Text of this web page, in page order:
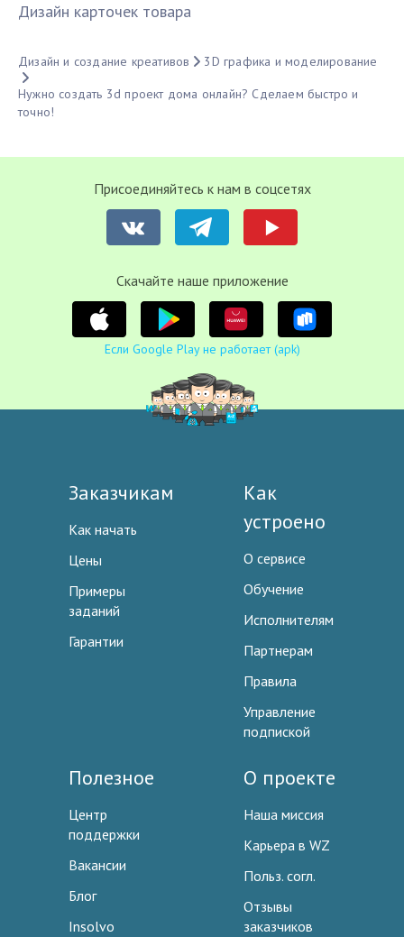
Дизайн карточек товара
Дизайн и создание креативов
3D графика и моделирование
Нужно создать 3d проект дома онлайн? Сделаем быстро и
точно!
Присоединяйтесь к нам в соцсетях
Cкачайте наше приложение
Если Google Play не работает (apk)
Заказчикам
Как начать
Цены
Примеры
заданий
Гарантии
Как
устроено
О сервисе
Обучение
Исполнителям
Партнерам
Правила
Управление
подпиской
Полезное
Центр
поддержки
Вакансии
Блог
Insolvo
О проекте
Наша миссия
Карьера в WZ
Польз. согл.
Отзывы
заказчиков